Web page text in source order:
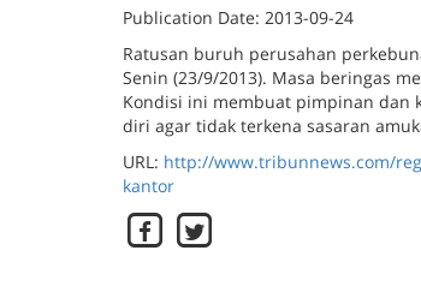
Publication Date: 2013-09-24
Ratusan buruh perusahan
Senin (23/9/2013). Masa beringas
Kondisi ini membuat pimpinan dan
diri agar tidak terkena sasaran
URL: http://www.tribunnews.com/
kantor